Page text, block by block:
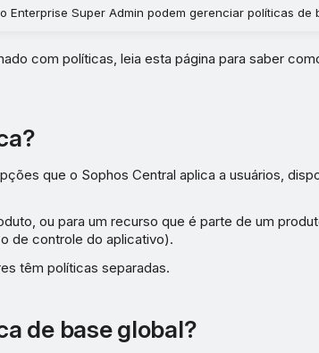
Enterprise Super Admin podem gerenciar políticas de
com políticas, leia esta página para saber
que o Sophos Central aplica a usuários,
ou para um recurso que é parte de um
de controle do aplicativo).
têm políticas separadas.
de base global?